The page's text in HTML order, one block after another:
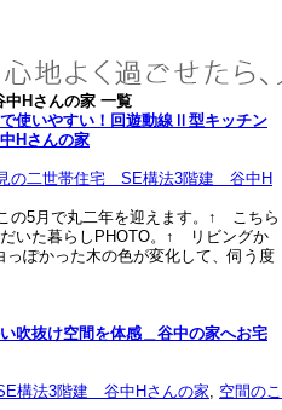
中Hさんの家 一覧
使いやすい！回遊動線Ⅱ型キッチン
Hさんの家
の二世帯住宅＿SE構法3階建＿谷中H
の5月で丸二年を迎えます。↑ こちら
いた暮らしPHOTO。↑ リビングか
ぽかった木の色が変化して、伺う度
吹抜け空間を体感＿谷中の家へお宅
構法3階建＿谷中Hさんの家, 空間のこ